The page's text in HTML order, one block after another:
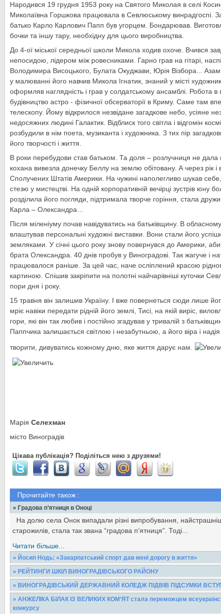
Народився 19 грудня 1953 року на Святого Миколая в селі
Миколаївна Горшкова працювала в Севлюському винрадгоспі.
батько Карло Карлович Папп був угорцем. Бондарював.
бочки та іншу тару, необхідну для цього виробництва.
До 4-ої міської середньої школи Микола ходив охоче. Вчився
непосидою, лідером між ровесниками. Гарно грав на гітарі,
Володимира Висоцького, Булата Окуджави, Юрія Візбора... Азам
у малюванні його навчив Микола Ігнатик, знаний у місті
оформляв наглядність і грав у солдатському ансамблі. Робота в
будівництво астро - фізичної обсерваторії в Криму. Саме там
телескопу. Йому відкрилося незвідане загадкове небо, усіяне
недосяжних людині Галактик. Відблиск того світла і відгомін
розбудили в нім поета, музиканта і художника. З тих пір
його творчості і життя.
В роки перебудови став батьком. Та доля – розлучниця не
кохана вивезла донечку Беллу на землю обітовану. А через рік
Сполучених Штатів Америки. На чужині наполегливо шукав
стезю у мистецтві. На одній корпоративній вечірці зустрів юну
розділила його погляди, підтримала творче горіння, стала
Карла – Олександра…
Після міленіуму почав навідуватись на батьківщину. В обласному
влаштував персональні художні виставки. Вони стали його
земляками. У січні цього року знову повернувся до Америки, аби
брата Олександра. 40 днів пробув у Виноградові. Так жагуче і
працювалося раніше. За цей час, наче осліплений красою
картиною. Спішив закріпити на полотні найчарівніші куточки
пори дня і року.
15 травня він залишив Україну. І вже повернеться сюди лише
мріє навіки передати рідній його землі, Тисі, на якій виріс,
гори, які він так любив і постійно згадував у тривалій з
Паппчика залишається світлою і незабутньою, а його віра і
творити, дивуватись кожному дню, яке життя дарує нам.
Марія Селехман
місто Виноградів
Цікава публікація? Поділіться нею з друзями!
Прочитайте також :
» Градова п’ятниця в Оноці
На долю села Онок випадали різні випробування,
старожилів, стала так звана “градова п’ятниця”. Тоді...
Читати більше...
» Йосип Нодь: «Закарпатський спорт дав мені дорогу в життя»
Він щороку приїжджає до рідного краю. Він - фанат і, що
футболу. Є знаним у спортивних колах спонсором і...
Читати більше...
» РЕЙТИНГИ ШКІЛ ВИНОГРАДІВСЬКОГО РАЙОНУ
Рейтинг загальноосвітніх навчальних закладів І-ІІ ступенів
Перехрестянська ЗОШ І-ІІ ст. 29 2...
Читати більше...
» ВИНОГРАДІВСЬКИЙ ДЕРЖАВНИЙ КОЛЕДЖ ПІДВІВ ПІДСУМКИ
У Виноградівському державному коледжі Мукачівського МДУ
засідання приймальної комісії. Що ж, підійшла до...
» АНЖЕЛІКА БІЛАК ІЗ ВЕЛИКИХ КОМ’ЯТ стала переможцем
конкурсу